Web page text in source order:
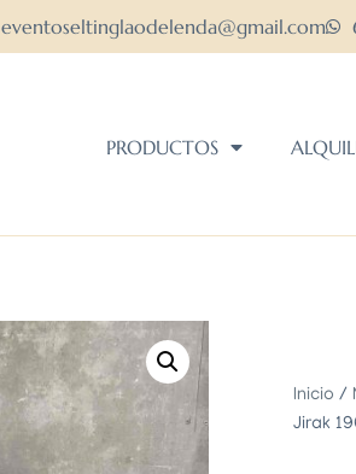
eventoseltinglaodelenda@gmail.com
PRODUCTOS
Inicio /
Jirak